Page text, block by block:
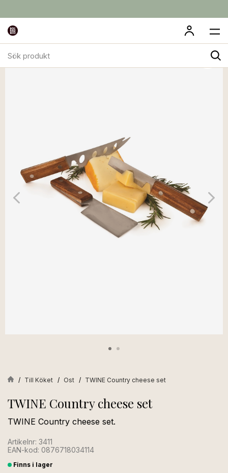
produkt
Till Köket Ost TWINE Country cheese set
TWINE Country cheese set
TWINE Country cheese set.
Artikelnr: 3411
EAN-kod: 0876718034114
Finns i lager